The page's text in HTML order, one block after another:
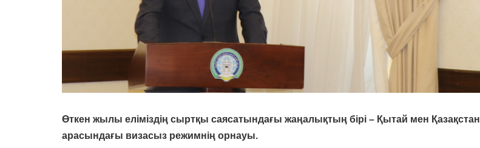
Өткен жылы еліміздің сыртқы саясатындағы жаңалықтың бірі – Қытай мен Қазақстан
арасындағы визасыз режимнің орнауы.